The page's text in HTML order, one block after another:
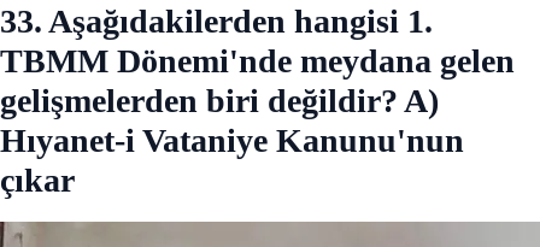
33. Aşağıdakilerden hangisi 1.
TBMM Dönemi'nde meydana gelen
gelişmelerden biri değildir? A)
Hıyanet-i Vataniye Kanunu'nun
çıkar